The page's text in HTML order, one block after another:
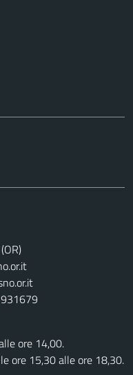
ore 14,00.
ore 15,30 alle ore 18,30.